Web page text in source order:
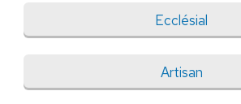
Ecclésial
Artisan